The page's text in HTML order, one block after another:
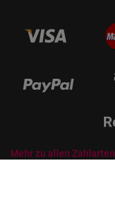
Mehr zu allen Zahlarten